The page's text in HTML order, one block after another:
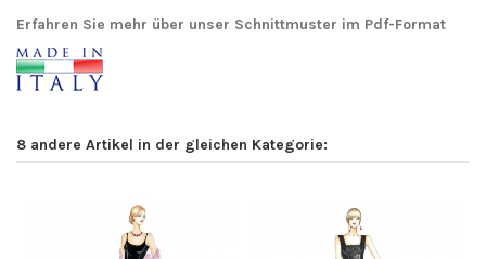
Erfahren Sie mehr über unser Schnittmuster im Pdf-Format
8 andere Artikel in der gleichen Kategorie: